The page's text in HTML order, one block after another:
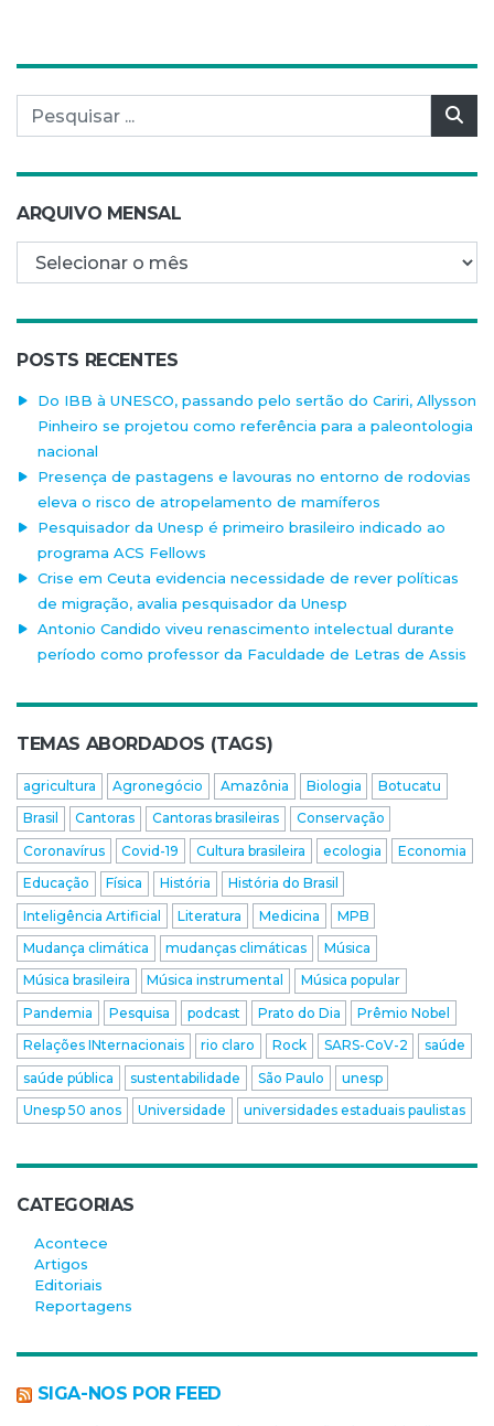
Pesquisar por:
ARQUIVO MENSAL
Arquivo mensal
POSTS RECENTES
Do IBB à UNESCO, passando pelo sertão do Cariri, Allysson
Pinheiro se projetou como referência para a paleontologia
nacional
Presença de pastagens e lavouras no entorno de rodovias
eleva o risco de atropelamento de mamíferos
Pesquisador da Unesp é primeiro brasileiro indicado ao
programa ACS Fellows
Crise em Ceuta evidencia necessidade de rever políticas
de migração, avalia pesquisador da Unesp
Antonio Candido viveu renascimento intelectual durante
período como professor da Faculdade de Letras de Assis
TEMAS ABORDADOS (TAGS)
agricultura Agronegócio Amazônia Biologia
Botucatu
Brasil
Cantoras Cantoras brasileiras
Conservação
Coronavírus
Covid-19 Cultura brasileira ecologia
Economia
Educação
Física História
História do Brasil
Inteligência Artificial
Literatura Medicina
MPB
Mudança climática
mudanças climáticas
Música
Música brasileira
Música instrumental
Música popular
Pandemia
Pesquisa podcast Prato do Dia
Prêmio Nobel
Relações INternacionais
rio claro Rock SARS-CoV-2
saúde
saúde pública
sustentabilidade São Paulo
unesp
Unesp 50 anos
Universidade universidades estaduais paulistas
CATEGORIAS
Acontece
Artigos
Editoriais
Reportagens
SIGA-NOS POR FEED